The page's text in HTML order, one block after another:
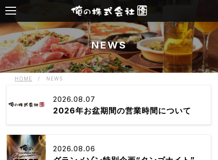
NEWS
HOME / NEWS
2026.08.07
2026年お盆期間の営業時間について
2026.08.06